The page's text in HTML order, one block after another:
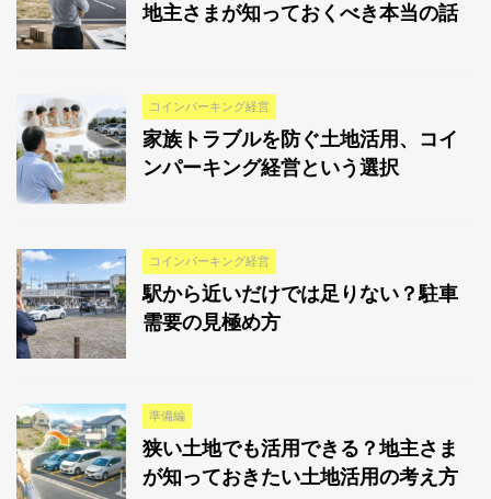
地主さまが知っておくべき本当の話
コインパーキング経営
家族トラブルを防ぐ土地活用、コイ
ンパーキング経営という選択
コインパーキング経営
駅から近いだけでは足りない？駐車
需要の見極め方
準備編
狭い土地でも活用できる？地主さま
が知っておきたい土地活用の考え方